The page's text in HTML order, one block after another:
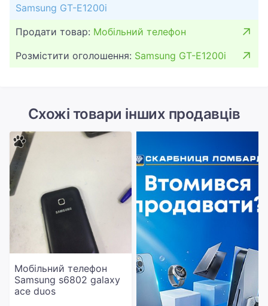
Samsung GT-E1200i
Продати товар: Мобільний телефон
Розмістити оголошення: Samsung GT-E1200i
Схожі товари інших продавців
Мобільний телефон
Samsung s6802 galaxy
ace duos